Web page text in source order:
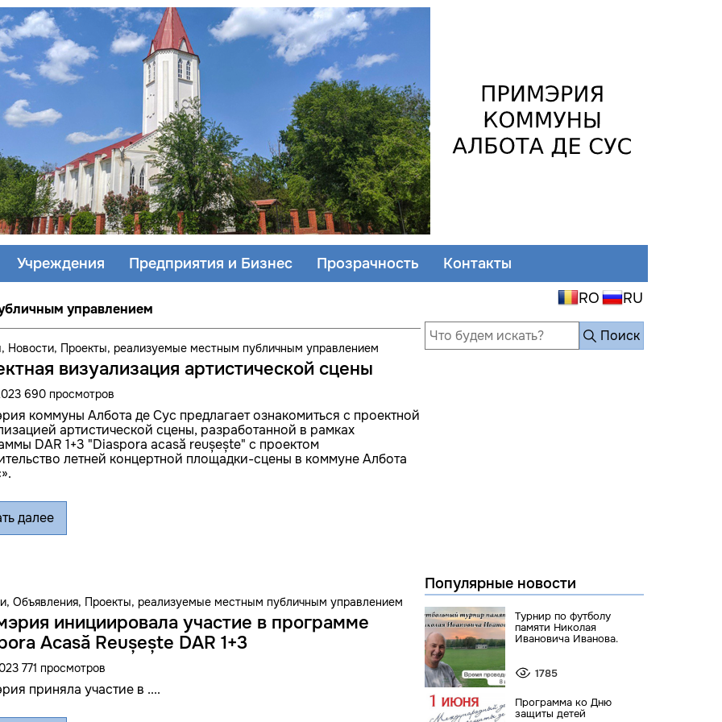
Учреждения Предприятия и Бизнес Прозрачность Контакты
управлением
, Новости, Проекты, реализуемые местным публичным управлением
визуализация артистической сцены
690 просмотров
коммуны Албота де Сус предлагает ознакомиться с проектной
артистической сцены, разработанной в рамках
DAR 1+3 "Diaspora acasă reușește" с проектом
летней концертной площадки-сцены в коммуне Албота
далее
, Объявления, Проекты, реализуемые местным публичным управлением
инициировала участие в программе
Acasă Reușește DAR 1+3
771 просмотров
приняла участие в ....
Поиск
Популярные новости
Турнир по футболу
памяти Николая
Ивановича Иванова.
1785
Программа ко Дню
защиты детей